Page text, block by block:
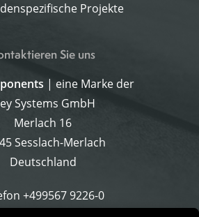
Projekte
Sie uns
| eine Marke der
Systems GmbH
Merlach 16
Sesslach-Merlach
Deutschland
+499567 9226-0